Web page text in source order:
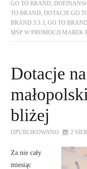
GO TO BRAND ,
TO BRAND ,DOTACJE GO
BRAND 3.3.3 ,GO TO
MŚP W PROMOCJI MAREK
Dotacje
bliżej
OPUBLIKOWANO 2
Za nie cały
miesiąc